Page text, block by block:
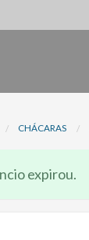
CHÁCARAS
expirou.